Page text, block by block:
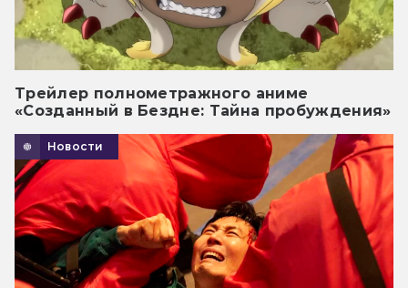
Трейлер полнометражного аниме
«Созданный в Бездне: Тайна пробуждения»
Новости